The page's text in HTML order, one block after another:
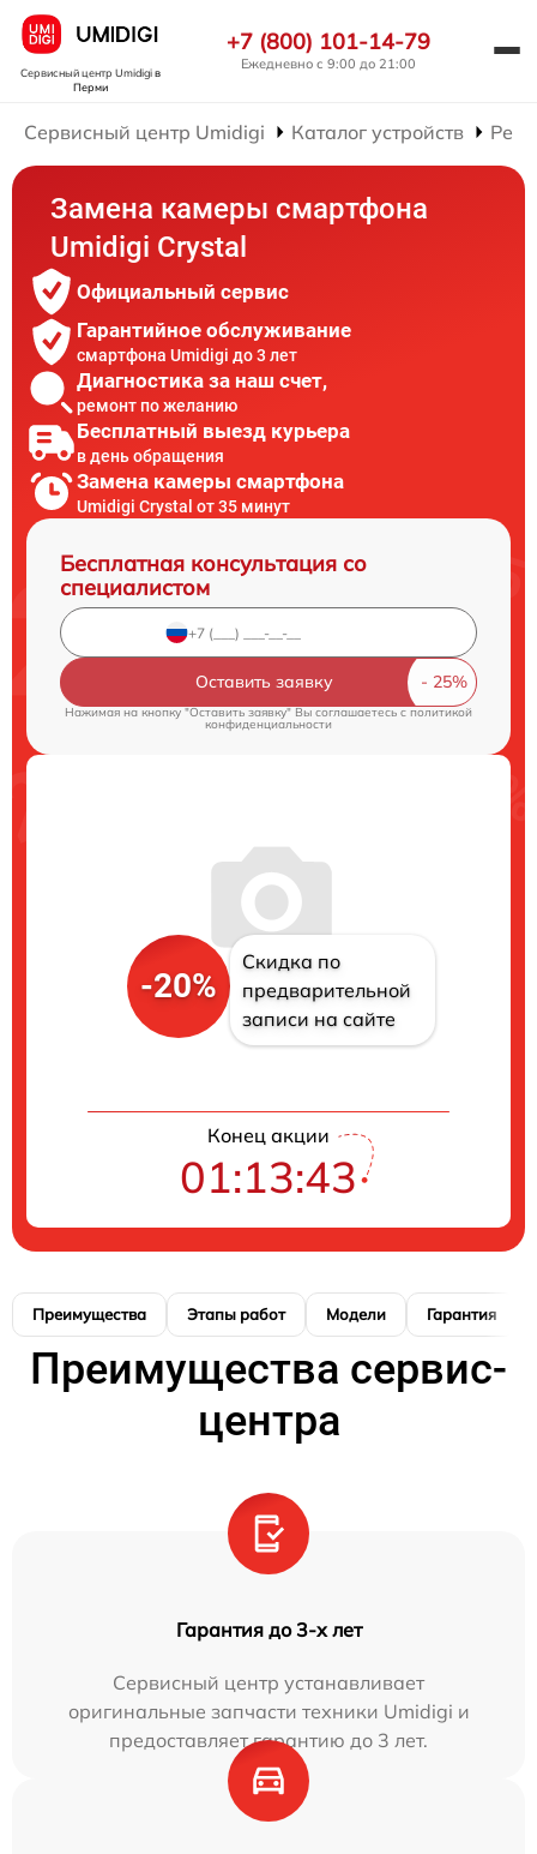
Сервисный центр Umidigiв
Перми
+7 (800) 101-14-79
Ежедневно с 9:00 до 21:00
Сервисный центр Umidigi Каталог устройств
Замена камеры смартфона
Umidigi Crystal
Официальный сервис
Гарантийное обслуживание
смартфона Umidigi до 3 лет
Диагностика за наш счет,
ремонт по желанию
Бесплатный выезд курьера
в день обращения
Замена камеры смартфона
Umidigi Crystal от 35 минут
Бесплатная консультация со
специалистом
Оставить заявку
Нажимая на кнопку "Оставить заявку" Вы соглашаетесь c политикой
конфиденциальности
-20%
Скидка по
предварительной
записи на сайте
Конец акции
01:13:42
Преимущества Этапы работ Модели Гарантия
Преимущества сервис-
центра
Гарантия до 3-х лет
Сервисный центр устанавливает
оригинальные запчасти техники Umidigi и
предоставляет гарантию до 3 лет.